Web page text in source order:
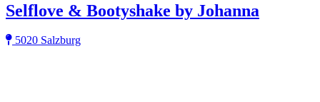
Selflove & Bootyshake by Johanna
5020 Salzburg